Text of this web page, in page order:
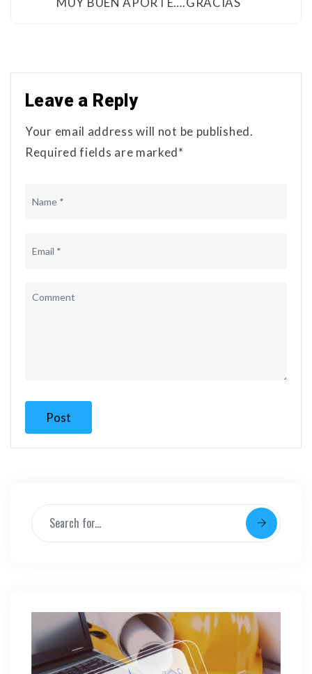
Leave a Reply
Your email address will not be published.
Required fields are marked*